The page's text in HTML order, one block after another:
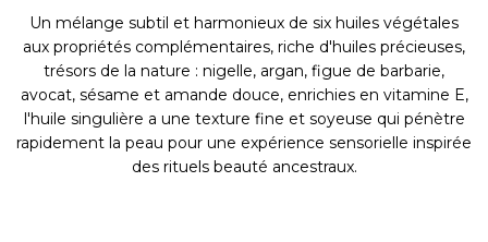
Un mélange subtil et harmonieux de six huiles végétales
aux propriétés complémentaires, riche d'huiles précieuses,
trésors de la nature : nigelle, argan, figue de barbarie,
avocat, sésame et amande douce, enrichies en vitamine E,
l'huile singulière a une texture fine et soyeuse qui pénètre
rapidement la peau pour une expérience sensorielle inspirée
des rituels beauté ancestraux.